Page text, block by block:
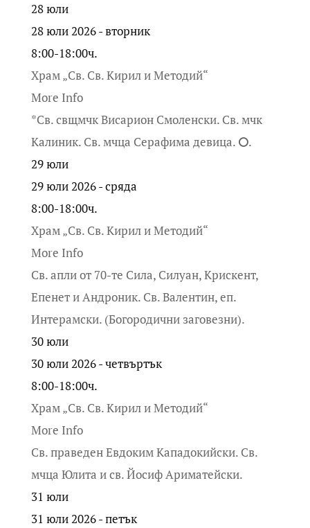
28юли
28 юли 2026 - вторник
8:00-18:00ч.
Храм „Св. Св. Кирил и Методий“
More Info
*Св. свщмчк Висарион Смоленски. Св. мчк
Калиник. Св. мчца Серафима девица. ⭘.
29юли
29 юли 2026 - сряда
8:00-18:00ч.
Храм „Св. Св. Кирил и Методий“
More Info
Св. апли от 70-те Сила, Силуан, Крискент,
Епенет и Андроник. Св. Валентин, еп.
Интерамски. (Богородични заговезни).
30юли
30 юли 2026 - четвъртък
8:00-18:00ч.
Храм „Св. Св. Кирил и Методий“
More Info
Св. праведен Евдоким Кападокийски. Св.
мчца Юлита и св. Йосиф Ариматейски.
31 юли
31 юли 2026 - петък